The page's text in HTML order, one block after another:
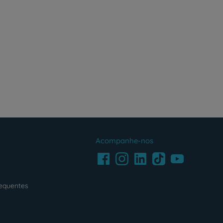
Acompanhe-nos
FacebookInstagramLinkedInTikTokYoutube